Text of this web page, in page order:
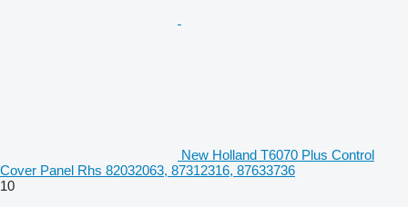
New Holland T6070 Plus Control
Cover Panel Rhs 82032063, 87312316, 87633736
10